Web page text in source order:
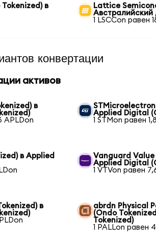
в
Lattice
Австралийский
1 LSCCon равен
конвертации
активов
в
APLDon
Applied Digital
1 STMon равен
в Applied
Vanguard Value
Applied Digital
1 VTVon равен
в
abrdn Physical
(Ondo
Tokenized)
1 PALLon равен